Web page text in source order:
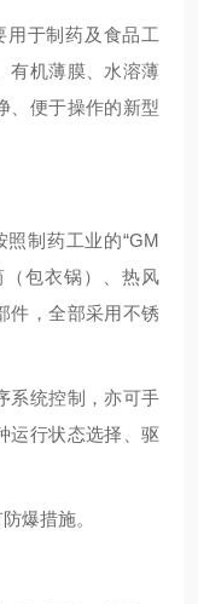
用于制药及食品工
有机薄膜、水溶薄
、便于操作的新型
制药工业的“GM
包衣锅）、热风
件，全部采用不锈
系统控制，亦可手
运行状态选择、驱
爆措施。